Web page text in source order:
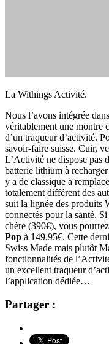
La Withings Activité.
Nous l’avons intégrée
véritablement une montre
d’un traqueur d’activité.
savoir-faire suisse. Cuir,
L’Activité ne dispose pas
batterie lithium à
y a de classique à
totalement différent des
suit la lignée des produits
connectés pour la santé. Si
chère (390€), vous
Pop à 149,95€. Cette
Swiss Made mais plutôt
fonctionnalités de
un excellent traqueur
l’application dédiée…
Partager :